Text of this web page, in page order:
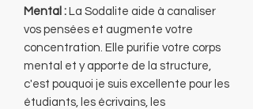
Mental : La Sodalite aide à canaliser
vos pensées et augmente votre
concentration. Elle purifie votre corps
mental et y apporte de la structure,
c'est pouquoi je suis excellente pour les
étudiants, les écrivains, les